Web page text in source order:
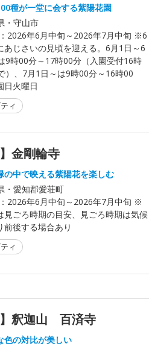
種が一堂に会する紫陽花園
・守山市
2026年6月中旬～2026年7月中旬 ※6
あじさいの見頃を迎える。6月1日～6
9時00分～17時00分（入園受付16時
）、7月1日～は9時00分～16時00
日火曜日
ィ
金剛輪寺
の中で映える紫陽花を楽しむ
・愛知郡愛荘町
2026年6月中旬～2026年7月中旬 ※
見ごろ時期の目安、見ごろ時期は気候
前後する場合あり
ィ
】釈迦山 百済寺
色の対比が美しい